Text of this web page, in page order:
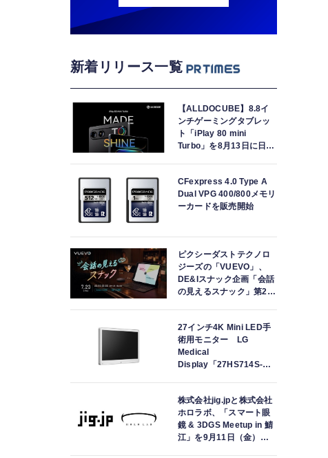
新着リリース一覧
【ALLDOCUBE】8.8イ
ンチゲーミングタブレッ
ト「iPlay 80 mini
Turbo」を8月13日に日本
CFexpress 4.0 Type A
Dual VPG 400/800メモリ
ーカードを販売開始
ピクシーダストテクノロ
ジーズの「VUEVO」、
DE&Iスナック企画「会話
の見えるスナック」第2回
クに戻れた」
27インチ4K Mini LED手
術用モニター LG
Medical
Display「27HS714S-
株式会社jig.jpと株式会社
ホロラボ、「スマート眼
鏡 & 3DGS Meetup in 鯖
江」を9月11日（金）に